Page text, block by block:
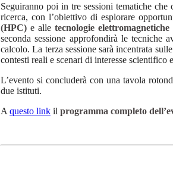
Seguiranno poi in tre sessioni tematiche
ricerca, con l’obiettivo di esplorare
(HPC) e alletecnologie
seconda sessione approfondirà le tecniche
calcolo. La terza sessione sarà incentrata sulle
contesti reali e scenari di interesse scientifico
L’evento si concluderà con una tavola
due istituti.
A questo link il programma completo